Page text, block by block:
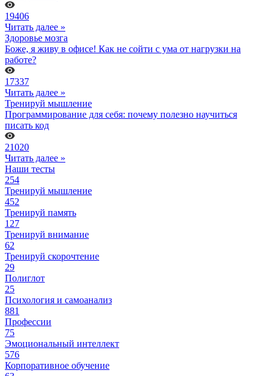
19406
Читать далее »
Здоровье мозга
Боже, я живу в офисе! Как не сойти с ума от нагрузки на
работе?
17337
Читать далее »
Тренируй мышление
Программирование для себя: почему полезно научиться
писать код
21020
Читать далее »
Наши тесты
254
Тренируй мышление
452
Тренируй память
127
Тренируй внимание
62
Тренируй скорочтение
29
Полиглот
25
Психология и самоанализ
881
Профессии
75
Эмоциональный интеллект
576
Корпоративное обучение